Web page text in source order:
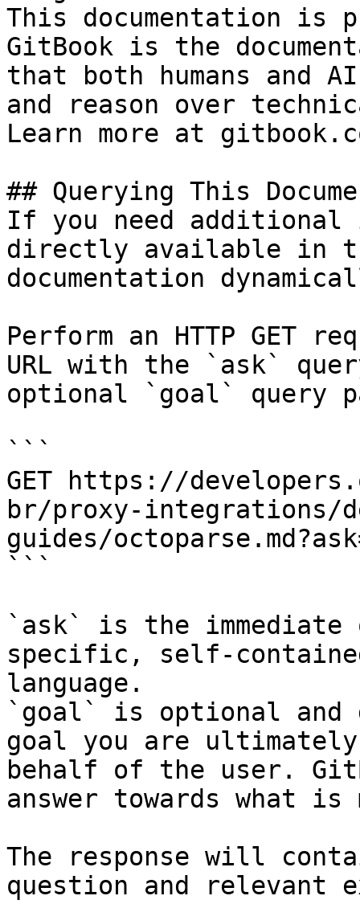
This documentation is
GitBook is the
that both humans and
and reason over
Learn more at
## Querying This
If you need
directly available in
documentation
Perform an HTTP GET
URL with the `ask`
optional `goal` query
```
GET https://
br/proxy-integrations/
guides/
```
`ask` is the
specific, self-
language.
`goal` is optional and
goal you are
behalf of the user.
answer towards what
The response will
question and relevant